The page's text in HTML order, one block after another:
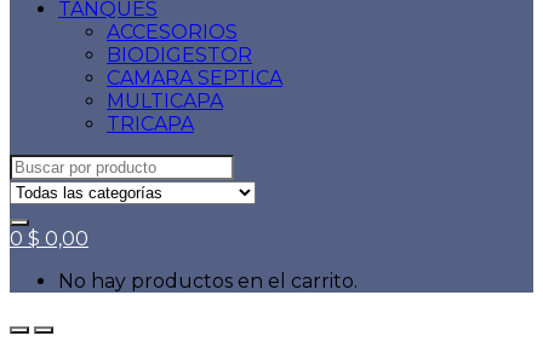
TANQUES
ACCESORIOS
BIODIGESTOR
CAMARA SEPTICA
MULTICAPA
TRICAPA
Search
for:
0 $ 0,00
No hay productos en el carrito.